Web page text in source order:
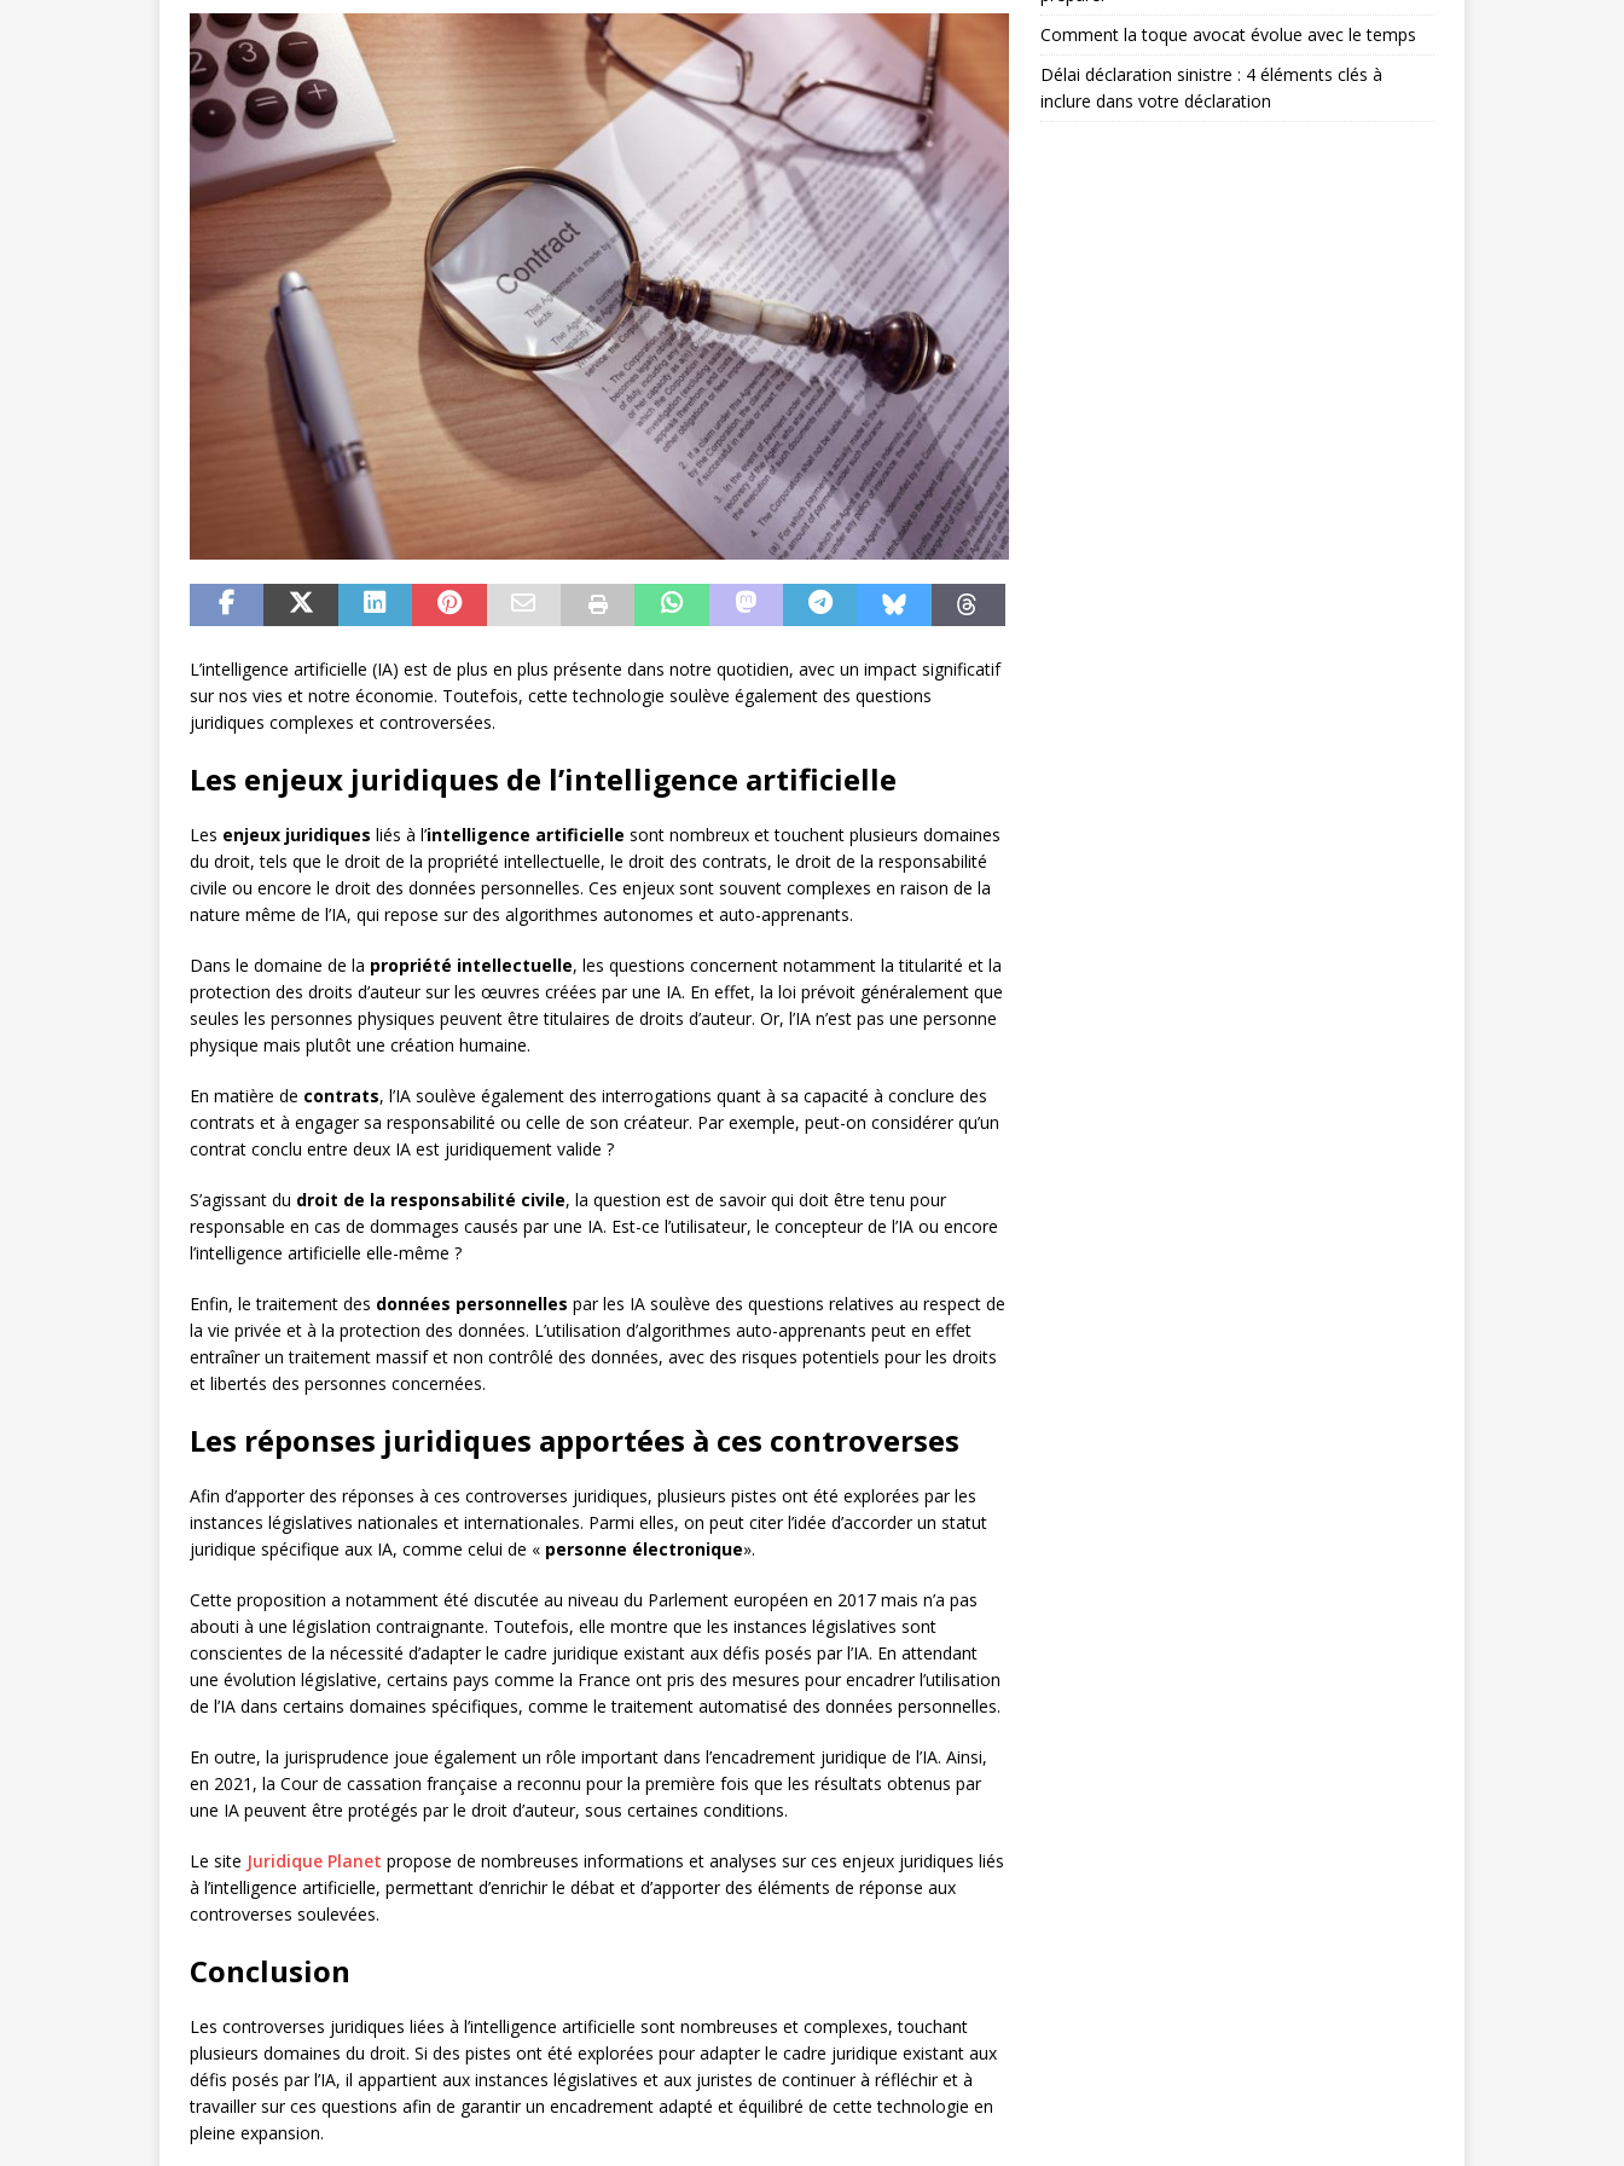
L’intelligence artificielle (IA) est de plus en plus présente dans notre quotidien, avec un impact significatif
sur nos vies et notre économie. Toutefois, cette technologie soulève également des questions
juridiques complexes et controversées.
Les enjeux juridiques de l’intelligence artificielle
Les enjeux juridiques liés à l’intelligence artificielle sont nombreux et touchent plusieurs domaines
du droit, tels que le droit de la propriété intellectuelle, le droit des contrats, le droit de la responsabilité
civile ou encore le droit des données personnelles. Ces enjeux sont souvent complexes en raison de la
nature même de l’IA, qui repose sur des algorithmes autonomes et auto-apprenants.
Dans le domaine de la propriété intellectuelle, les questions concernent notamment la titularité et la
protection des droits d’auteur sur les œuvres créées par une IA. En effet, la loi prévoit généralement que
seules les personnes physiques peuvent être titulaires de droits d’auteur. Or, l’IA n’est pas une personne
physique mais plutôt une création humaine.
En matière de contrats, l’IA soulève également des interrogations quant à sa capacité à conclure des
contrats et à engager sa responsabilité ou celle de son créateur. Par exemple, peut-on considérer qu’un
contrat conclu entre deux IA est juridiquement valide ?
S’agissant du droit de la responsabilité civile, la question est de savoir qui doit être tenu pour
responsable en cas de dommages causés par une IA. Est-ce l’utilisateur, le concepteur de l’IA ou encore
l’intelligence artificielle elle-même ?
Enfin, le traitement des données personnelles par les IA soulève des questions relatives au respect de
la vie privée et à la protection des données. L’utilisation d’algorithmes auto-apprenants peut en effet
entraîner un traitement massif et non contrôlé des données, avec des risques potentiels pour les droits
et libertés des personnes concernées.
Les réponses juridiques apportées à ces controverses
Afin d’apporter des réponses à ces controverses juridiques, plusieurs pistes ont été explorées par les
instances législatives nationales et internationales. Parmi elles, on peut citer l’idée d’accorder un statut
juridique spécifique aux IA, comme celui de « personne électronique».
Cette proposition a notamment été discutée au niveau du Parlement européen en 2017 mais n’a pas
abouti à une législation contraignante. Toutefois, elle montre que les instances législatives sont
conscientes de la nécessité d’adapter le cadre juridique existant aux défis posés par l’IA. En attendant
une évolution législative, certains pays comme la France ont pris des mesures pour encadrer l’utilisation
de l’IA dans certains domaines spécifiques, comme le traitement automatisé des données personnelles.
En outre, la jurisprudence joue également un rôle important dans l’encadrement juridique de l’IA. Ainsi,
en 2021, la Cour de cassation française a reconnu pour la première fois que les résultats obtenus par
une IA peuvent être protégés par le droit d’auteur, sous certaines conditions.
Le site Juridique Planet propose de nombreuses informations et analyses sur ces enjeux juridiques liés
à l’intelligence artificielle, permettant d’enrichir le débat et d’apporter des éléments de réponse aux
controverses soulevées.
Conclusion
Les controverses juridiques liées à l’intelligence artificielle sont nombreuses et complexes, touchant
plusieurs domaines du droit. Si des pistes ont été explorées pour adapter le cadre juridique existant aux
défis posés par l’IA, il appartient aux instances législatives et aux juristes de continuer à réfléchir et à
travailler sur ces questions afin de garantir un encadrement adapté et équilibré de cette technologie en
pleine expansion.
Comment la toque avocat évolue avec le temps
Délai déclaration sinistre : 4 éléments clés à
inclure dans votre déclaration